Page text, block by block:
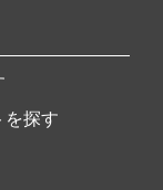
を探す